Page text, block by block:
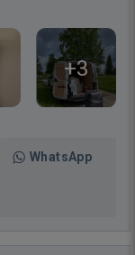
+3
WhatsApp